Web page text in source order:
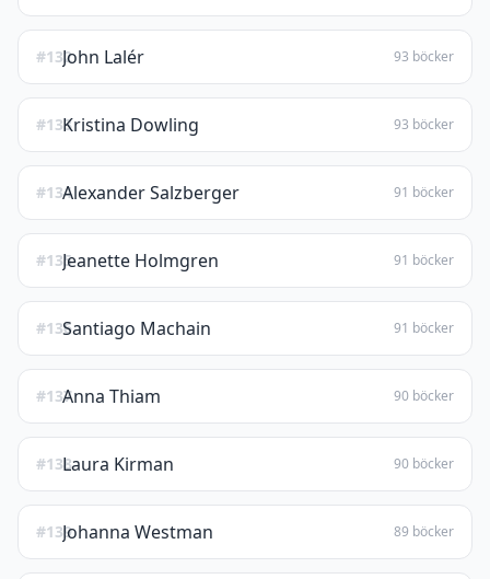
#132John Lalér 93 böcker
#133Kristina Dowling 93 böcker
#134Alexander Salzberger 91 böcker
#135Jeanette Holmgren 91 böcker
#136Santiago Machain 91 böcker
#137Anna Thiam 90 böcker
#138Laura Kirman 90 böcker
#139Johanna Westman 89 böcker